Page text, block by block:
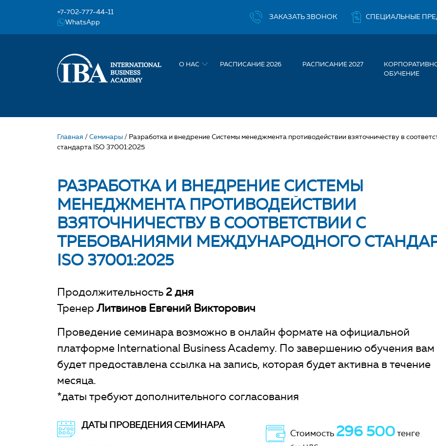
+7-702-777-44-11
WhatsApp
ЗАКАЗАТЬ ЗВОНОК СПЕЦИАЛЬНЫЕ
О НАС РАСПИСАНИЕ 2026 РАСПИСАНИЕ 2027
ОБУЧЕНИЕ
Главная /Семинары / Разработка и внедрение Системы менеджмента противодействии взяточничеству в
стандарта ISO 37001:2025
РАЗРАБОТКА И ВНЕДРЕНИЕ СИСТЕМЫ
МЕНЕДЖМЕНТА ПРОТИВОДЕЙСТВИИ
ВЗЯТОЧНИЧЕСТВУ В СООТВЕТСТВИИ С
ТРЕБОВАНИЯМИ МЕЖДУНАРОДНОГО
ISO 37001:2025
Продолжительность 2 дня
Тренер Литвинов Евгений Викторович
Проведение семинара возможно в онлайн формате на официальной
платформе International Business Academy. По завершению обучения вам
будет предоставлена ссылка на запись, которая будет активна в течение
месяца.
*даты требуют дополнительного согласования
ДАТЫ ПРОВЕДЕНИЯ СЕМИНАРА
Стоимость 296 500тенге